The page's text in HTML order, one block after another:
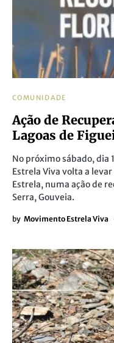
COMUNIDADE
Ação de
Lagoas de
No próximo sábado, dia
Estrela Viva volta a
Estrela, numa ação de
Serra, Gouveia.
by Movimento Estrela Viva